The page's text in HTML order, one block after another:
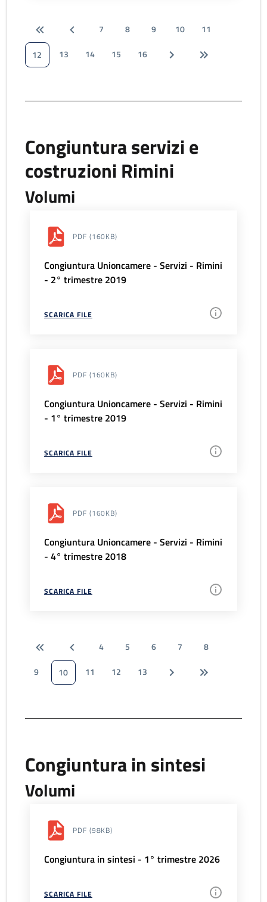
7 8 9 10
11
12
13 14 15 16
Congiuntura servizi e
costruzioni Rimini
Volumi
PDF (160KB)
Congiuntura Unioncamere - Servizi - Rimini
- 2° trimestre 2019
SCARICA FILE
PDF (160KB)
Congiuntura Unioncamere - Servizi - Rimini
- 1° trimestre 2019
SCARICA FILE
PDF (160KB)
Congiuntura Unioncamere - Servizi - Rimini
- 4° trimestre 2018
SCARICA FILE
4 5 6 7
8
9
10 11 12 13
Congiuntura in sintesi
Volumi
PDF (98KB)
Congiuntura in sintesi - 1° trimestre 2026
SCARICA FILE